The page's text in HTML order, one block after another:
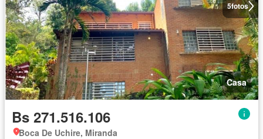
5fotos
Casa
Bs 271.516.106
Boca De Uchire, Miranda